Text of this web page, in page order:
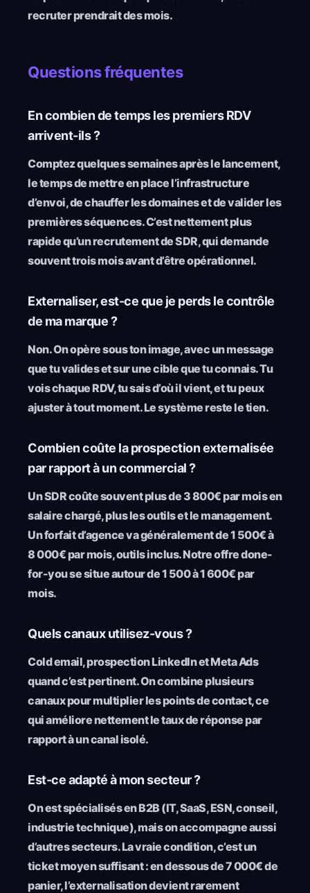
recruter prendrait des mois.
Questions fréquentes
En combien de temps les premiers RDV
arrivent-ils ?
Comptez quelques semaines après le lancement,
le temps de mettre en place l’infrastructure
d’envoi, de chauffer les domaines et de valider les
premières séquences. C’est nettement plus
rapide qu’un recrutement de SDR, qui demande
souvent trois mois avant d’être opérationnel.
Externaliser, est-ce que je perds le contrôle
de ma marque ?
Non. On opère sous ton image, avec un message
que tu valides et sur une cible que tu connais. Tu
vois chaque RDV, tu sais d’où il vient, et tu peux
ajuster à tout moment. Le système reste le tien.
Combien coûte la prospection externalisée
par rapport à un commercial ?
Un SDR coûte souvent plus de 3 800€ par mois en
salaire chargé, plus les outils et le management.
Un forfait d’agence va généralement de 1 500€ à
8 000€ par mois, outils inclus. Notre offre done-
for-you se situe autour de 1 500 à 1 600€ par
mois.
Quels canaux utilisez-vous ?
Cold email, prospection LinkedIn et Meta Ads
quand c’est pertinent. On combine plusieurs
canaux pour multiplier les points de contact, ce
qui améliore nettement le taux de réponse par
rapport à un canal isolé.
Est-ce adapté à mon secteur ?
On est spécialisés en B2B (IT, SaaS, ESN, conseil,
industrie technique), mais on accompagne aussi
d’autres secteurs. La vraie condition, c’est un
ticket moyen suffisant : en dessous de 7 000€ de
panier, l’externalisation devient rarement